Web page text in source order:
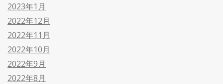
2023年1月
2022年12月
2022年11月
2022年10月
2022年9月
2022年8月